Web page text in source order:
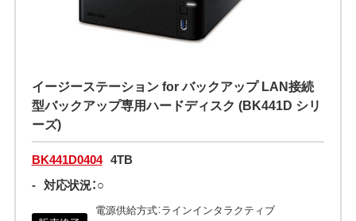
イージーステーション for バックアップ LAN接続
型バックアップ専用ハードディスク (BK441D シリ
ーズ)
BK441D0404 4TB
- 対応状況：○
電源供給方式：ラインインタラクティブ